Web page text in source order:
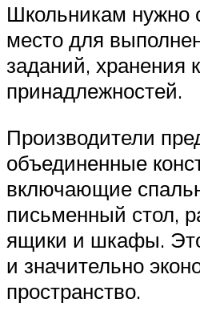
Школьникам нужно
место для
заданий, хранения
принадлежностей.
Производители
объединенные
включающие
письменный стол,
ящики и шкафы.
и значительно
пространство.